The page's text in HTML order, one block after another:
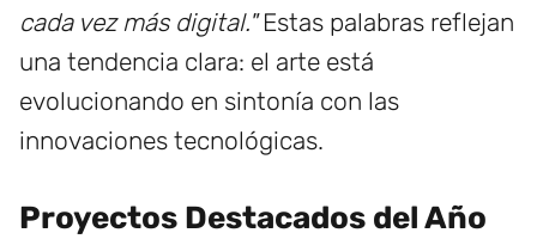
cada vez más digital."Estas palabras reflejan
una tendencia clara: el arte está
evolucionando en sintonía con las
innovaciones tecnológicas.
Proyectos Destacados del Año